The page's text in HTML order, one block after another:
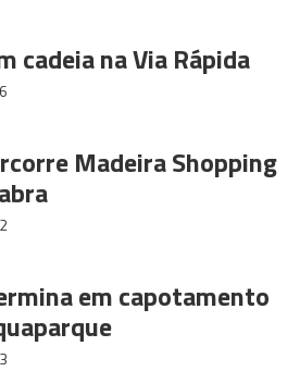
cadeia na Via Rápida
Madeira Shopping
em capotamento